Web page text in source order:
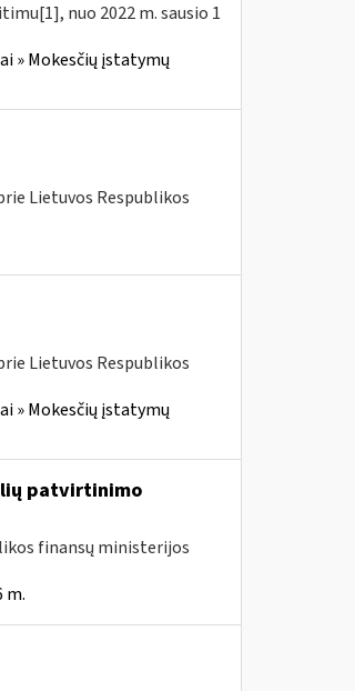
nuo 2022 m. sausio 1
» Mokesčių įstatymų
Lietuvos Respublikos
Lietuvos Respublikos
» Mokesčių įstatymų
patvirtinimo
finansų ministerijos
m.